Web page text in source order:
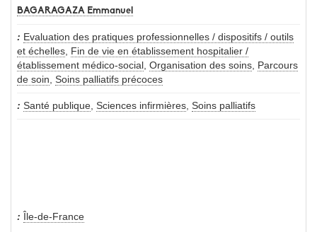
BAGARAGAZA Emmanuel
Evaluation des pratiques professionnelles / dispositifs / outils
et échelles, Fin de vie en établissement hospitalier /
établissement médico-social , Organisation des soins, Parcours
de soin, Soins palliatifs précoces
Santé publique, Sciences infirmières, Soins palliatifs
Île-de-France